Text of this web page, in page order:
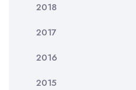
2018
2017
2016
2015